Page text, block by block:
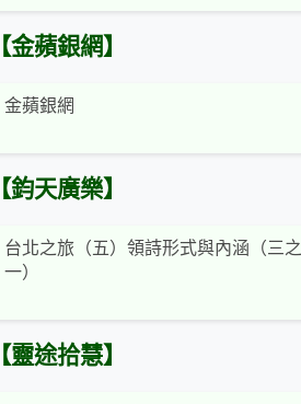
【金蘋銀網】
金蘋銀網
【鈞天廣樂】
台北之旅（五）領詩形式與內涵（三之
一）
【靈途拾慧】